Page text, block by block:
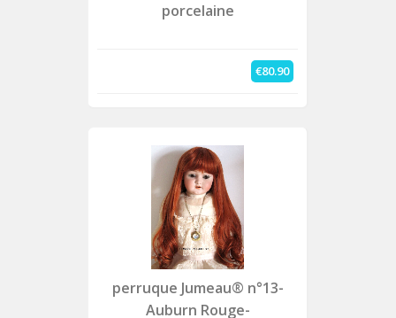
porcelaine
€80.90
perruque Jumeau® n°13-
Auburn Rouge-